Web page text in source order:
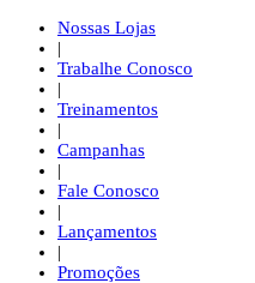
Nossas Lojas
|
Trabalhe Conosco
|
Treinamentos
|
Campanhas
|
Fale Conosco
|
Lançamentos
|
Promoções